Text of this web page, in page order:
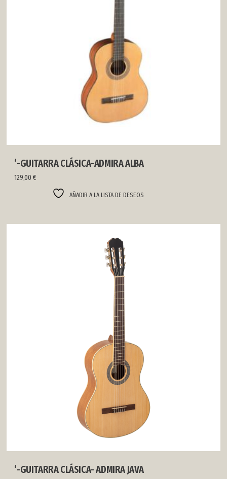
‘-GUITARRA CLÁSICA-ADMIRA ALBA
129,00 €
AÑADIR A LA LISTA DE DESEOS
‘-GUITARRA CLÁSICA- ADMIRA JAVA